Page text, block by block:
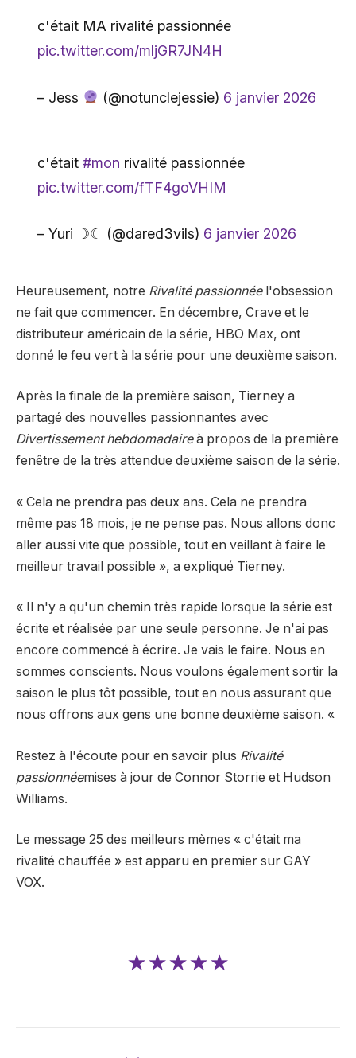
c'était MA rivalité passionnée
pic.twitter.com/mljGR7JN4H
– Jess (@notunclejessie) 6 janvier 2026
c'était #mon rivalité passionnée
pic.twitter.com/fTF4goVHIM
– Yuri ☽☾ (@dared3vils) 6 janvier 2026
Heureusement, notre Rivalité passionnéel'obsession
ne fait que commencer. En décembre, Crave et le
distributeur américain de la série, HBO Max, ont
donné le feu vert à la série pour une deuxième saison.
Après la finale de la première saison, Tierney a
partagé des nouvelles passionnantes avec
Divertissement hebdomadaireà propos de la première
fenêtre de la très attendue deuxième saison de la série.
« Cela ne prendra pas deux ans. Cela ne prendra
même pas 18 mois, je ne pense pas. Nous allons donc
aller aussi vite que possible, tout en veillant à faire le
meilleur travail possible », a expliqué Tierney.
« Il n'y a qu'un chemin très rapide lorsque la série est
écrite et réalisée par une seule personne. Je n'ai pas
encore commencé à écrire. Je vais le faire. Nous en
sommes conscients. Nous voulons également sortir la
saison le plus tôt possible, tout en nous assurant que
nous offrons aux gens une bonne deuxième saison. «
Restez à l'écoute pour en savoir plus Rivalité
passionnéemises à jour de Connor Storrie et Hudson
Williams.
Le message 25 des meilleurs mèmes « c'était ma
rivalité chauffée » est apparu en premier sur GAY
VOX.
★★★★★